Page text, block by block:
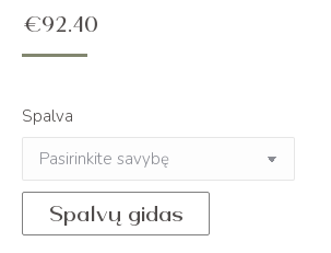
€92.40
Spalva
Spalvų gidas